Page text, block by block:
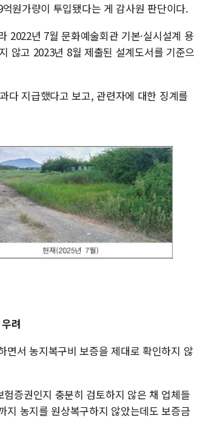
원가량이 투입됐다는 게 감사원 판단이다.
2022년 7월 문화예술회관 기본·실시설계 용
않고 2023년 8월 제출된 설계도서를 기준으
다 지급했다고 보고, 관련자에 대한 징계를
려
면서 농지복구비 보증을 제대로 확인하지 않
증권인지 충분히 검토하지 않은 채 업체들
농지를 원상복구하지 않았는데도 보증금